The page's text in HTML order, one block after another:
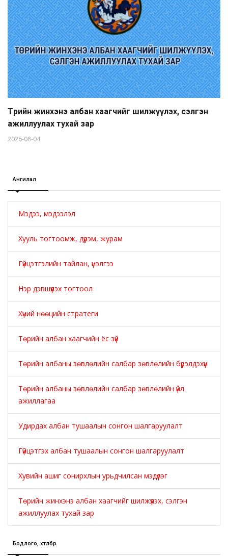
Төрийн жинхэнэ албан хаагчийг шилжүүлэх, сэлгэн
ажиллуулах тухай зар
2026-08-04
Ангилал
Мэдээ, мэдээлэл
Хууль тогтоомж, дүрэм, журам
Гүйцэтгэлийн тайлан, үнэлгээ
Нэр дэвшүүлэх тогтоол
Хүний нөөцийн стратеги
Төрийн албан хаагчийн ёс зүй
Төрийн албаны зөвлөлийн салбар зөвлөлийн бүрэлдэхүүн
Төрийн албаны зөвлөлийн салбар зөвлөлийн үйл
ажиллагаа
Удирдах албан тушаалын сонгон шалгаруулалт
Гүйцэтгэх албан тушаалын сонгон шалгаруулалт
Хувийн ашиг сонирхлын урьдчилсан мэдүүлэг
Төрийн жинхэнэ албан хаагчийг шилжүүлэх, сэлгэн
ажиллуулах тухай зар
Бодлого, хөтөлбөр